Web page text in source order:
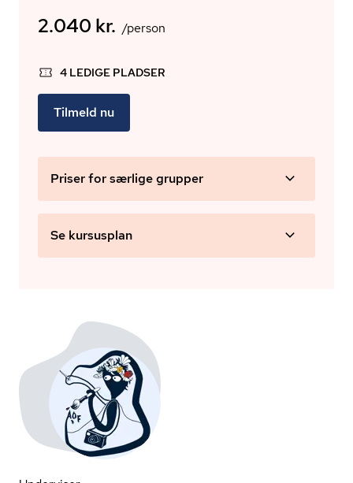
2.040 kr. /person
4 LEDIGE PLADSER
Tilmeld nu
Priser for særlige grupper
Se kursusplan